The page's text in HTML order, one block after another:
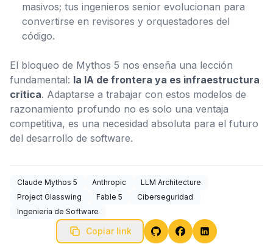
masivos; tus ingenieros senior evolucionan para
convertirse en revisores y orquestadores del
código.
El bloqueo de Mythos 5 nos enseña una lección
fundamental: la IA de frontera ya es infraestructura
crítica. Adaptarse a trabajar con estos modelos de
razonamiento profundo no es solo una ventaja
competitiva, es una necesidad absoluta para el futuro
del desarrollo de software.
Claude Mythos 5 Anthropic
LLM Architecture
Project Glasswing
Fable 5
Ciberseguridad
Ingeniería de Software
Copiar link